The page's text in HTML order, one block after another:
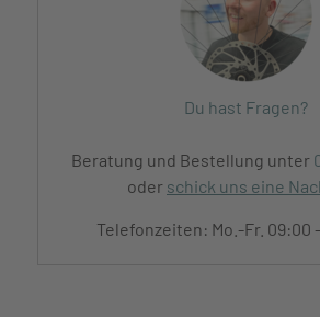
Du hast Fragen?
Beratung und Bestellung unter
oder schick uns eine
Telefonzeiten: Mo.-Fr. 09:00